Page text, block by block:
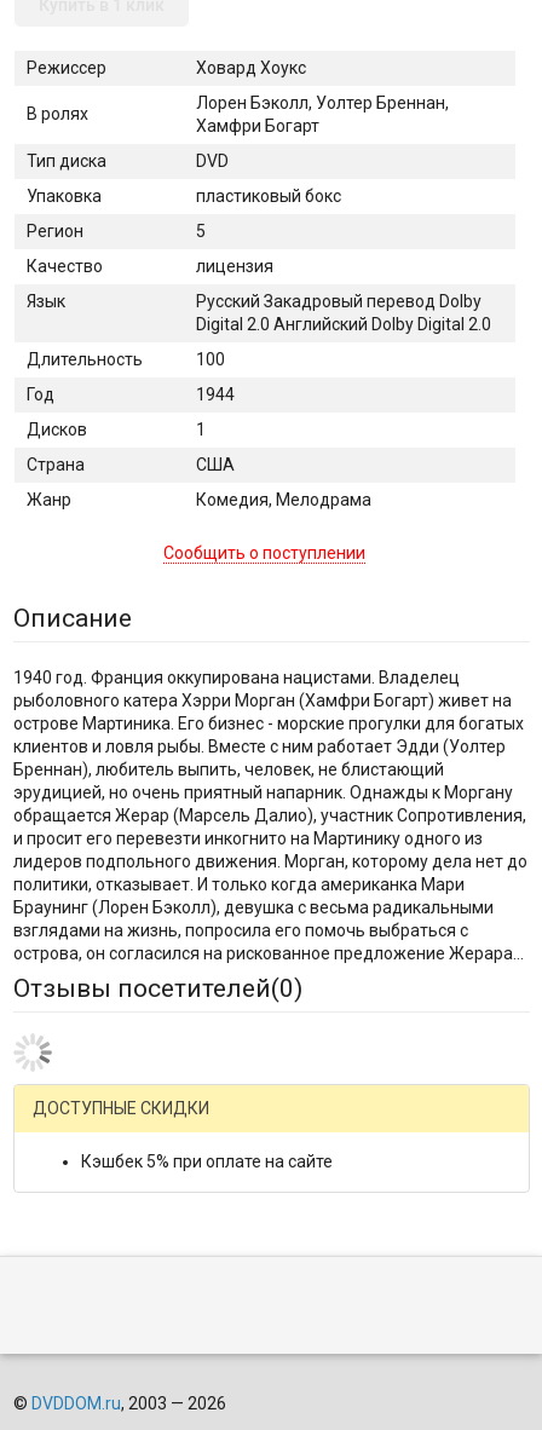
Режиссер Ховард Хоукс
В ролях
Лорен Бэколл, Уолтер Бреннан,
Хамфри Богарт
Тип диска
DVD
Упаковка
пластиковый бокс
Регион
5
Качество
лицензия
Язык
Русский Закадровый перевод Dolby
Digital 2.0 Английский Dolby Digital 2.0
Длительность
100
Год
1944
Дисков
1
Страна
США
Жанр
Комедия, Мелодрама
Сообщить о поступлении
Описание
1940 год. Франция оккупирована нацистами. Владелец
рыболовного катера Хэрри Морган (Хамфри Богарт) живет на
острове Мартиника. Его бизнес - морские прогулки для богатых
клиентов и ловля рыбы. Вместе с ним работает Эдди (Уолтер
Бреннан), любитель выпить, человек, не блистающий
эрудицией, но очень приятный напарник. Однажды к Моргану
обращается Жерар (Марсель Далио), участник Сопротивления,
и просит его перевезти инкогнито на Мартинику одного из
лидеров подпольного движения. Морган, которому дела нет до
политики, отказывает. И только когда американка Мари
Браунинг (Лорен Бэколл), девушка с весьма радикальными
взглядами на жизнь, попросила его помочь выбраться с
острова, он согласился на рискованное предложение Жерара...
Отзывы посетителей(0)
ДОСТУПНЫЕ СКИДКИ
Кэшбек 5% при оплате на сайте
© DVDDOM.ru, 2003 — 2026